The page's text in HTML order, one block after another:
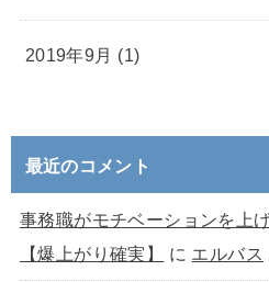
2019年9月 (1)
最近のコメント
事務職がモチベーションを上
【爆上がり確実】
に エルバス